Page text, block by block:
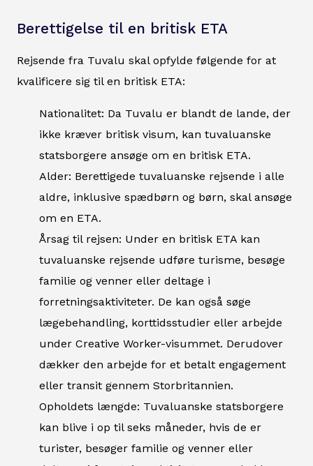
Berettigelse til en britisk ETA
Rejsende fra Tuvalu skal opfylde følgende for at
kvalificere sig til en britisk ETA:
Nationalitet: Da Tuvalu er blandt de lande, der
ikke kræver britisk visum, kan tuvaluanske
statsborgere ansøge om en britisk ETA.
Alder: Berettigede tuvaluanske rejsende i alle
aldre, inklusive spædbørn og børn, skal ansøge
om en ETA.
Årsag til rejsen: Under en britisk ETA kan
tuvaluanske rejsende udføre turisme, besøge
familie og venner eller deltage i
forretningsaktiviteter. De kan også søge
lægebehandling, korttidsstudier eller arbejde
under Creative Worker-visummet. Derudover
dækker den arbejde for et betalt engagement
eller transit gennem Storbritannien.
Opholdets længde: Tuvaluanske statsborgere
kan blive i op til seks måneder, hvis de er
turister, besøger familie og venner eller